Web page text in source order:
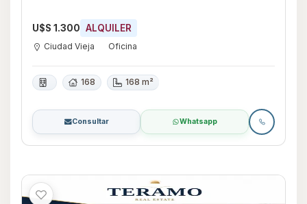
U$S 1.300 ALQUILER
Ciudad Vieja Oficina
168 168 m²
Consultar Whatsapp